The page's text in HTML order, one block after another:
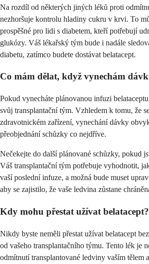
Na rozdíl od některých jiných léků proti
nezhoršuje kontrolu hladiny cukru v krvi. To
prospěšné pro lidi s diabetem, kteří potřebují
glukózy. Váš lékařský tým bude i nadále
diabetu, zatímco budete dostávat belatacept.
Co mám dělat, když vynechám
Pokud vynecháte plánovanou infuzi
svůj transplantační tým. Vzhledem k tomu, že
zdravotnickém zařízení, vynechání dávky
přeobjednání schůzky co nejdříve.
Nečekejte do další plánované schůzky, pokud
Váš transplantační tým potřebuje vyhodnotit,
vaší poslední infuze, a možná bude muset
aby se zajistilo, že vaše ledvina zůstane
Kdy mohu přestat užívat belatacept?
Nikdy byste neměli přestat užívat belatacept
od vašeho transplantačního týmu. Tento lék je
odmítnutí transplantované ledviny vaším tělem